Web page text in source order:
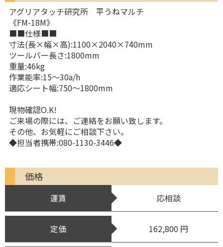
アグリアタッチ研究所 平うねマルチ
《FM-18M》
■■仕様■■
寸法(長×幅×高):1100×2040×740mm
ツールバー長さ:1800mm
重量:46kg
作業能率:15〜30a/h
適応シート幅:750〜1800mm
現物確認O.K!
ご来場の際には、ご連絡をお願い致します。
その他、お気軽にご相談下さい。
◆担当者携帯:080-1130-3446◆
価格
運賃 応相談
定価 162,800 円